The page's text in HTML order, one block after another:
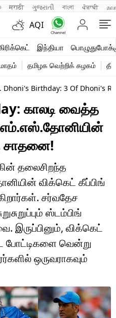
मराठी ગુજરાતી বাংলা ਪੰਜਾਬੀ
AQI
இந்தியா
தமிழக வெற்றிக் கழகம்
Dhoni's Birthday: 3 Of Dhoni's
காலடி வைத்த
எம்.எஸ்.தோனியின்
சாதனை!
தலைசிறந்த
விக்கெட் கீப்பிங்
சர்வதேச
ஸ்டம்பிங்
இருப்பினும், விக்கெட்
போட்டிகளை வென்று
ஒருவராகவும்